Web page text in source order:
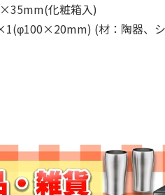
化粧箱入)
(材：陶器、シ